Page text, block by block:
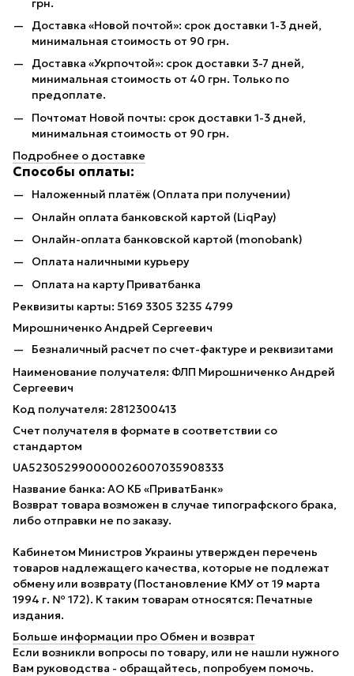
Доставка «Новой почтой»: срок доставки 1-3 дней,
минимальная стоимость от 90 грн.
Доставка «Укрпочтой»: срок доставки 3-7 дней,
минимальная стоимость от 40 грн. Только по
предоплате.
Почтомат Новой почты: срок доставки 1-3 дней,
минимальная стоимость от 90 грн.
Подробнее о доставке
Способы оплаты:
Наложенный платёж (Оплата при получении)
Онлайн оплата банковской картой (LiqPay)
Онлайн-оплата банковской картой (monobank)
Оплата наличными курьеру
Оплата на карту Приватбанка
Реквизиты карты: 5169 3305 3235 4799
Мирошниченко Андрей Сергеевич
Безналичный расчет по счет-фактуре и реквизитами
Наименование получателя: ФЛП Мирошниченко Андрей
Сергеевич
Код получателя: 2812300413
Счет получателя в формате в соответствии со
стандартом
UA523052990000026007035908333
Название банка: АО КБ «ПриватБанк»
Возврат товара возможен в случае типографского брака,
либо отправки не по заказу.
Кабинетом Министров Украины утвержден перечень
товаров надлежащего качества, которые не подлежат
обмену или возврату (Постановление КМУ от 19 марта
1994 г. № 172). К таким товарам относятся: Печатные
издания.
Больше информации про Обмен и возврат
Если возникли вопросы по товару, или не нашли нужного
Вам руководства - обращайтесь, попробуем помочь.